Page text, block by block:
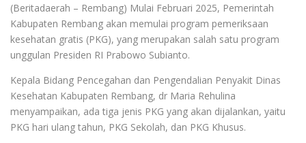
(Beritadaerah – Rembang) Mulai Februari 2025, Pemerintah
Kabupaten Rembang akan memulai program pemeriksaan
kesehatan gratis (PKG), yang merupakan salah satu program
unggulan Presiden RI Prabowo Subianto.
Kepala Bidang Pencegahan dan Pengendalian Penyakit Dinas
Kesehatan Kabupaten Rembang, dr Maria Rehulina
menyampaikan, ada tiga jenis PKG yang akan dijalankan, yaitu
PKG hari ulang tahun, PKG Sekolah, dan PKG Khusus.